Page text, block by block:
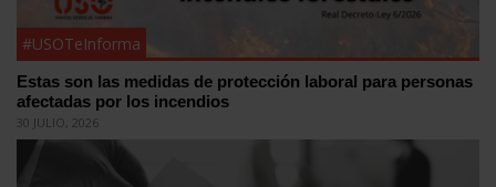
#USOTeInforma
Estas son las medidas de protección laboral para personas
afectadas por los incendios
30 JULIO, 2026